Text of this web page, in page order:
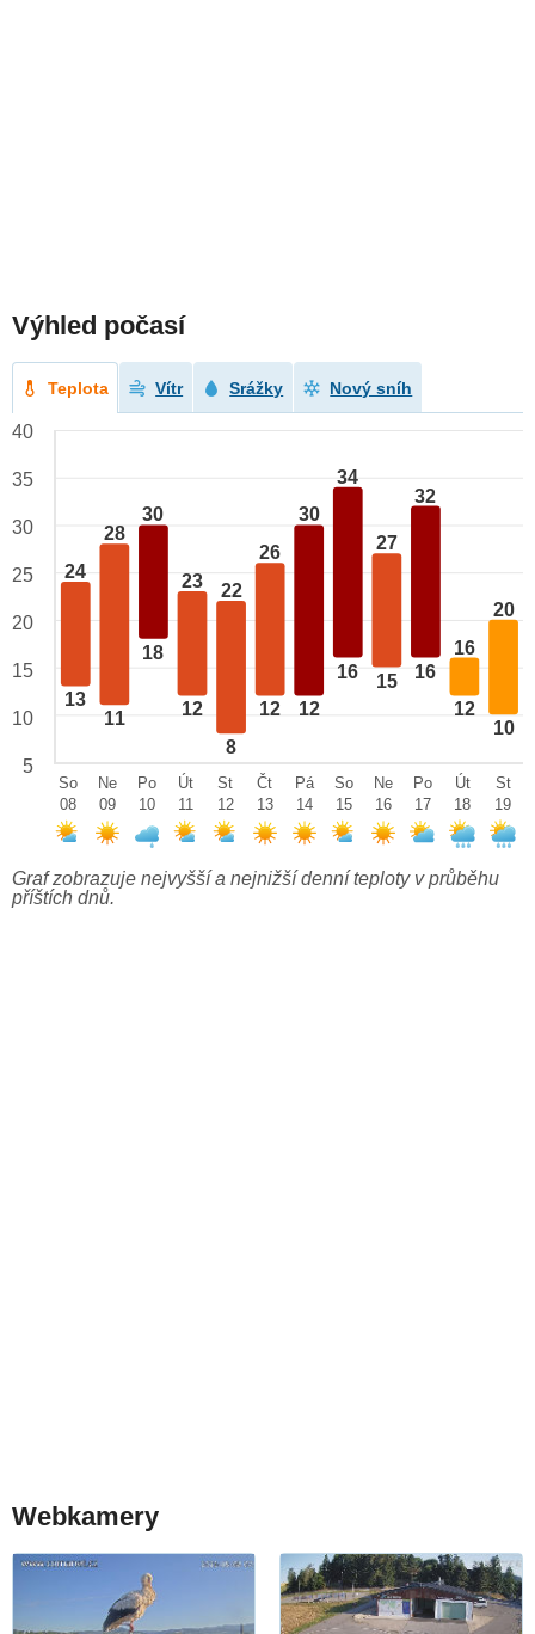
Výhled počasí
Teplota Vítr Srážky Nový sníh
24
13
28
11
30
18
23
12
22
8
26
12
30
12
34
16
27
15
32
16
16
12
20
10
40
35
30
25
20
15
10
5
So
08
Ne
09
Po
10
Út
11
St
12
Čt
13
Pá
14
So
15
Ne
16
Po
17
Út
18
St
19
Graf zobrazuje nejvyšší a nejnižší denní teploty v průběhu
příštích dnů.
Webkamery